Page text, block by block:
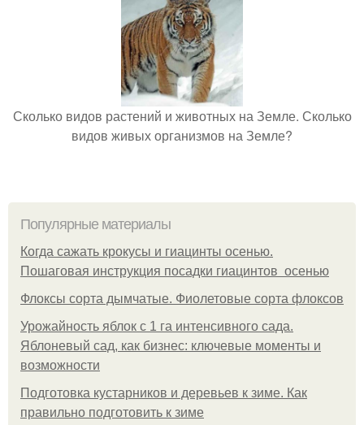
Сколько видов растений и животных на Земле. Сколько
видов живых организмов на Земле?
Популярные материалы
Когда сажать крокусы и гиацинты осенью.
Пошаговая инструкция посадки гиацинтов осенью
Флоксы сорта дымчатые. Фиолетовые сорта флоксов
Урожайность яблок с 1 га интенсивного сада.
Яблоневый сад, как бизнес: ключевые моменты и
возможности
Подготовка кустарников и деревьев к зиме. Как
правильно подготовить к зиме